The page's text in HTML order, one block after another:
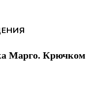
Марго. Крючком